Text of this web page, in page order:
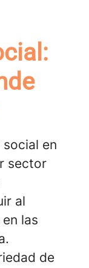
en
sector
al
las
de